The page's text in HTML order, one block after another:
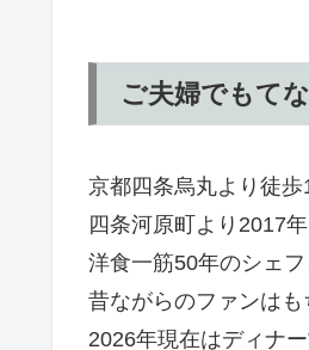
ご夫婦でもて
京都四条烏丸より徒歩
四条河原町より2017年
洋食一筋50年のシェ
昔ながらのファンはも
2026年現在はディナ